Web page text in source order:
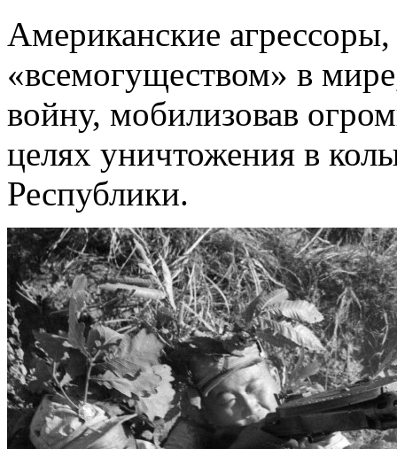
Американские
«всемогуществом» в
войну, мобилизовав
целях уничтожения в
Республики.